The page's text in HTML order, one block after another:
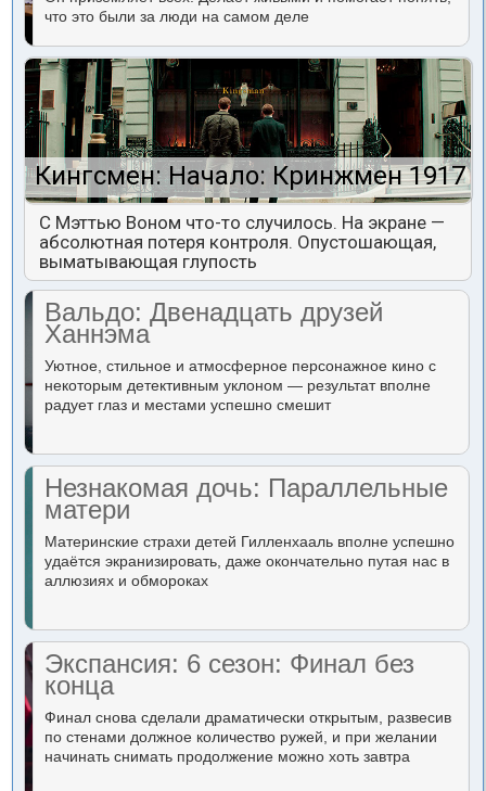
что это были за люди на самом деле
Кингсмен: Начало: Кринжмен 1917
С Мэттью Воном что-то случилось. На экране —
абсолютная потеря контроля. Опустошающая,
выматывающая глупость
Вальдо: Двенадцать друзей
Ханнэма
Уютное, стильное и атмосферное персонажное кино с
некоторым детективным уклоном — результат вполне
радует глаз и местами успешно смешит
Незнакомая дочь: Параллельные
матери
Материнские страхи детей Гилленхааль вполне успешно
удаётся экранизировать, даже окончательно путая нас в
аллюзиях и обмороках
Экспансия: 6 сезон: Финал без
конца
Финал снова сделали драматически открытым, развесив
по стенами должное количество ружей, и при желании
начинать снимать продолжение можно хоть завтра